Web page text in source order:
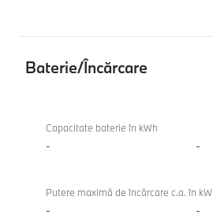
Baterie/Încărcare
Încărcare
M235
xDrive
Capacitate baterie în kWh
- -
Putere maximă de încărcare c.a. în kW
- -